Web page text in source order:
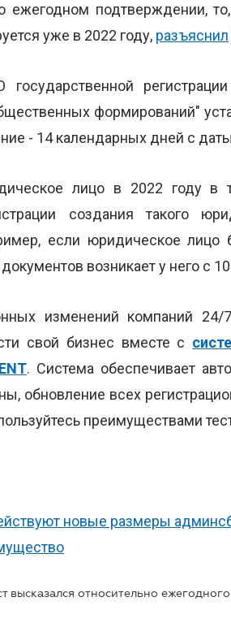
ежегодном подтверждении,
уже в 2022 году, разъяснил
формирований"
- 14 календарных дней с
лицо в 2022 году в
создания такого
если юридическое лицо
возникает у него с
изменений компаний
свой бизнес вместе с
. Система обеспечивает
обновление всех
преимуществами
новые размеры